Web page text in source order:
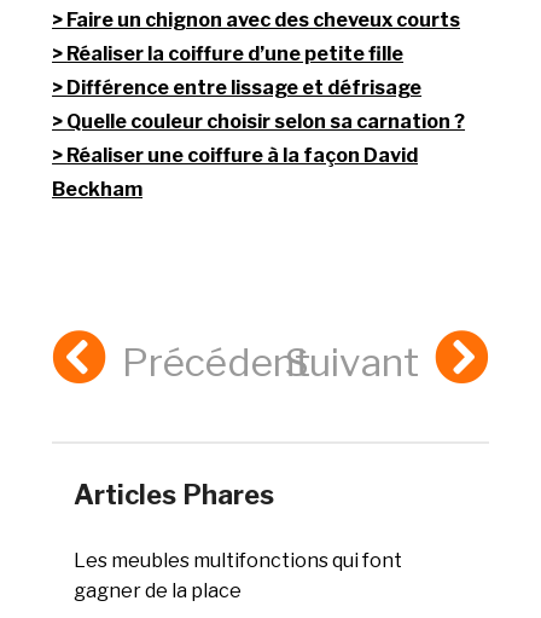
Faire un chignon avec des cheveux courts
Réaliser la coiffure d’une petite fille
Différence entre lissage et défrisage
Quelle couleur choisir selon sa carnation ?
Réaliser une coiffure à la façon David
Beckham
PrécédentSuivant
Articles Phares
Les meubles multifonctions qui font
gagner de la place